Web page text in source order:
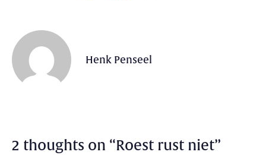
Henk Penseel
2 thoughts on “Roest rust niet”